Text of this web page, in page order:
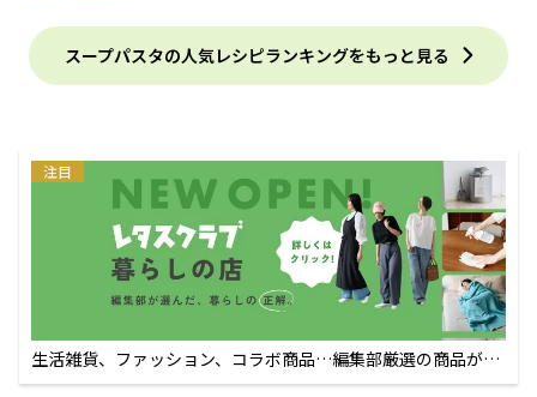
スープパスタの人気レシピランキングをもっと見る
注目
生活雑貨、ファッション、コラボ商品…編集部厳選の商品が買
えるECサイト